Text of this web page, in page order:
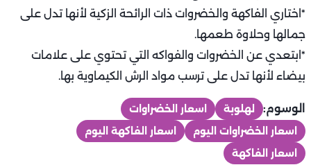
*اختاري الفاكهة والخضروات ذات الرائحة الزكية لأنها تدل على
جمالها وحلاوة طعمها.
*ابتعدي عن الخضروات والفواكه التي تحتوي على علامات
بيضاء لأنها تدل على ترسب مواد الرش الكيماوية بها.
الوسوم: لهلوبة
اسعار الخضراوات
اسعار الخضراوات اليوم
اسعار الفاكهة اليوم
اسعار الفاكهة